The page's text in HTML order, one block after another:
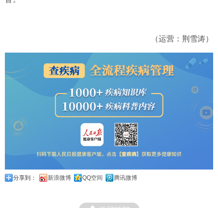
（运营：荆雪涛）
分享到： 新浪微博 QQ空间 腾讯微博